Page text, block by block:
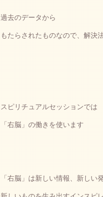
過去のデータから
もたらされたものなので、解決
スピリチュアルセッションでは
「右脳」の働きを使います
「右脳」は新しい情報、新しい